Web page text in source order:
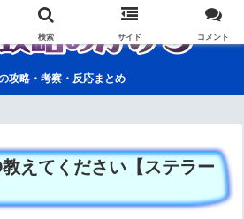
攻略・考察・反応まとめ
えてください【ステラー
検索 サイド コメント